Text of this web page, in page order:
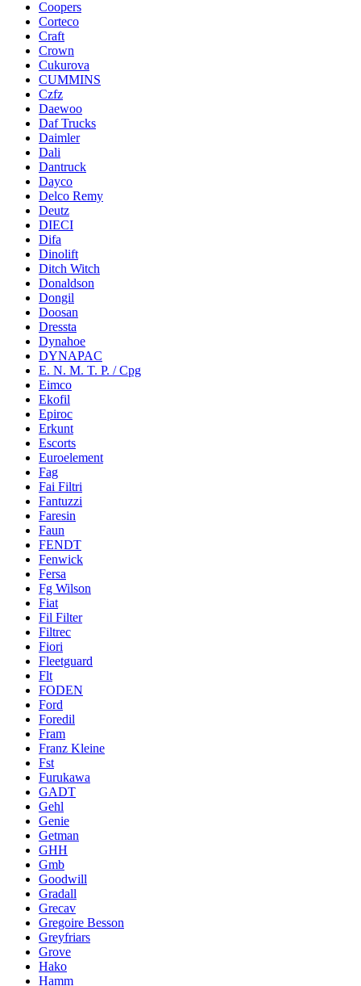
Coopers
Corteco
Craft
Crown
Cukurova
CUMMINS
Czfz
Daewoo
Daf Trucks
Daimler
Dali
Dantruck
Dayco
Delco Remy
Deutz
DIECI
Difa
Dinolift
Ditch Witch
Donaldson
Dongil
Doosan
Dressta
Dynahoe
DYNAPAC
E. N. M. T. P. / Cpg
Eimco
Ekofil
Epiroc
Erkunt
Escorts
Euroelement
Fag
Fai Filtri
Fantuzzi
Faresin
Faun
FENDT
Fenwick
Fersa
Fg Wilson
Fiat
Fil Filter
Filtrec
Fiori
Fleetguard
Flt
FODEN
Ford
Foredil
Fram
Franz Kleine
Fst
Furukawa
GADT
Gehl
Genie
Getman
GHH
Gmb
Goodwill
Gradall
Grecav
Gregoire Besson
Greyfriars
Grove
Hako
Hamm